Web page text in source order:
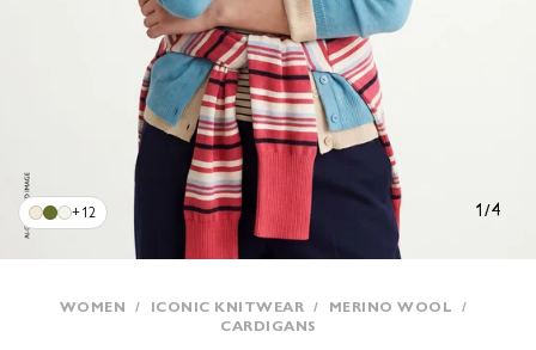
1/4
+12
WOMEN / ICONIC KNITWEAR / MERINO WOOL /
CARDIGANS